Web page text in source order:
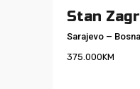
Stan
Sarajevo –
375.000KM